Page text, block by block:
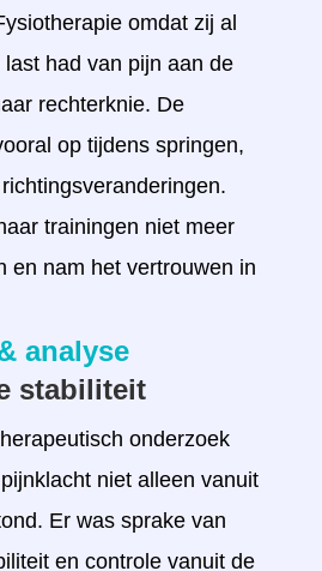
omdat zij al
had van pijn aan de
rechterknie. De
op tijdens springen,
trainingen niet meer
en nam het vertrouwen in
analyse
stabiliteit
onderzoek
niet alleen vanuit
Er was sprake van
en controle vanuit de